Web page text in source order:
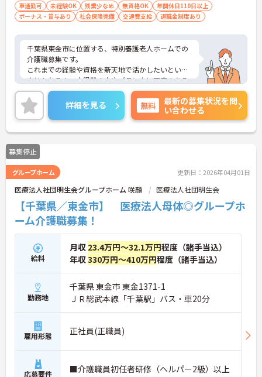
車通勤可 未経験OK 残業少なめ 無資格OK
年間休日110日以上
ボーナス・賞与あり
社会保険完備 交通費支給 退職金制度あり
千葉県東金市に位置する、特別養護老人ホームでの
介護職募集です。
これまでの経験や資格を新天地で活かしたいという
方はもちろん、未経験の方やブランクに不安のある
方もご応募可能◎
年間休日は120日以上！しっかり働いてプライベー
トも充実できるので、ワークライフバランスもバッ
チリです。
ご興味ある方には、面接対策ポイントなど、さらに
詳細をお話しいたしますのでお気軽にご相談くださ
い。
詳細を見る 無料
最新の募集状況を問
い合わせる
募集停止
グループホーム 更新日：2026年04月01日
医療法人社団明生会グループホーム 咲顔 医療法人社団明生会
【千葉県／東金市】 医療法人母体◎グループホ
ーム介護職募集！
給料
月収 23.4万円～32.1万円程度（諸手当込）
年収330万円～410万円程度（諸手当込）
勤務地
千葉県 東金市 東金1371-1
ＪＲ総武本線「千葉駅」バス・車20分
雇用形態 正社員(正職員)
応募要件 ■介護職員初任者研修（ヘルパー2級）以上